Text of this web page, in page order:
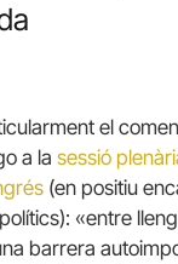
el
a la sessió
(en positiu
«entre
barrera